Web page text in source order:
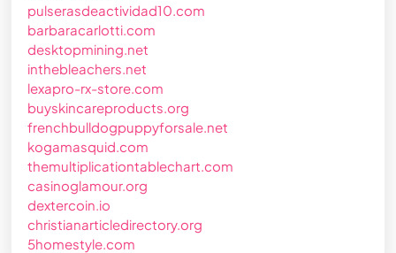
pulserasdeactividad10.com
barbaracarlotti.com
desktopmining.net
inthebleachers.net
lexapro-rx-store.com
buyskincareproducts.org
frenchbulldogpuppyforsale.net
kogamasquid.com
themultiplicationtablechart.com
casinoglamour.org
dextercoin.io
christianarticledirectory.org
5homestyle.com